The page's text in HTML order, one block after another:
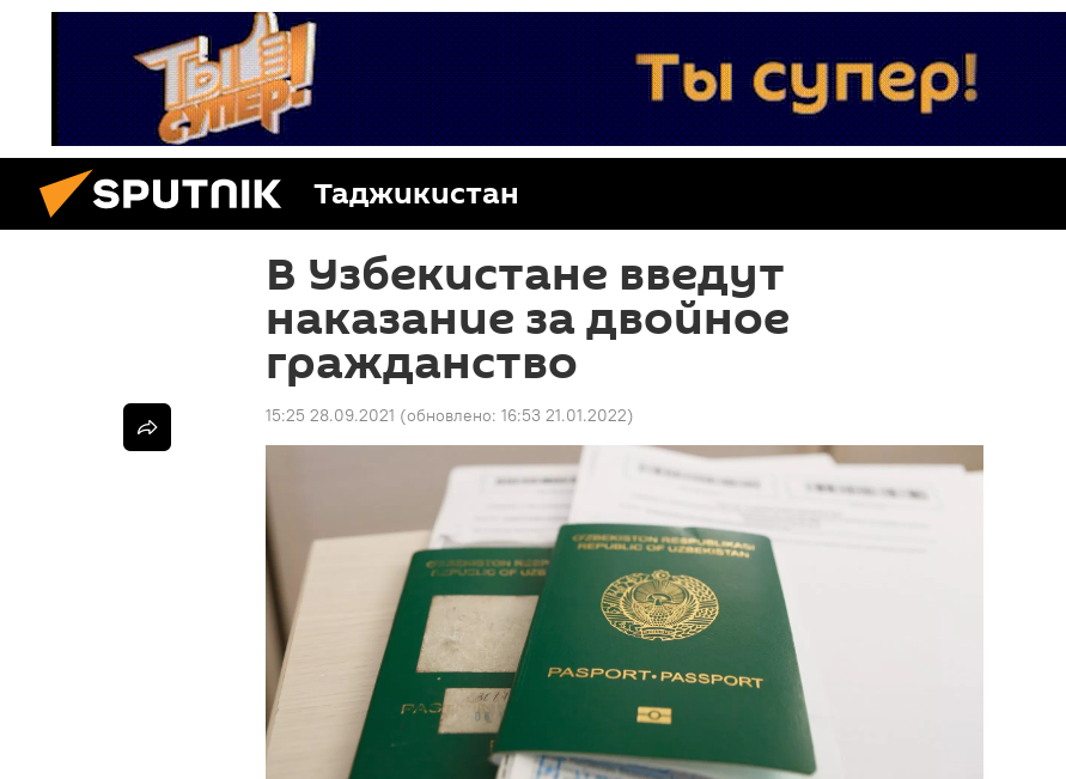
Таджикистан
В Узбекистане введут
наказание за двойное
гражданство
15:25 28.09.2021 (обновлено: 16:53 21.01.2022)